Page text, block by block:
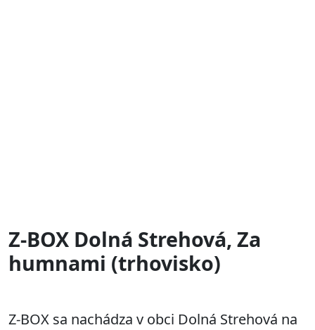
Z-BOX Dolná Strehová, Za
humnami (trhovisko)
Z-BOX sa nachádza v obci Dolná Strehová na